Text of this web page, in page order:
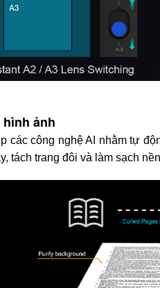
ảnh
các công nghệ AI nhằm tự
tách trang đôi và làm sạch